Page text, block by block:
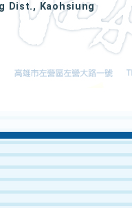
Dist., Kaohsiung